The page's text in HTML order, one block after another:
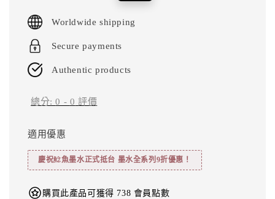
Worldwide shipping
Secure payments
Authentic products
總分:0 - 0 評價
適用優惠
慶祝鯰魚墨水正式抵台 墨水全系列9折優惠！
購買此產品可獲得 738 會員點數